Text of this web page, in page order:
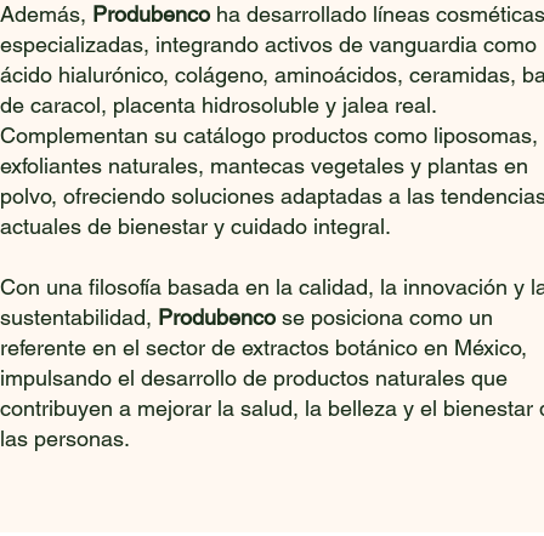
Además, Produbenco ha desarrollado líneas cosméticas
especializadas, integrando activos de vanguardia como
ácido hialurónico, colágeno, aminoácidos, ceramidas,
de caracol, placenta hidrosoluble y jalea real.
Complementan su catálogo productos como liposomas,
exfoliantes naturales, mantecas vegetales y plantas en
polvo, ofreciendo soluciones adaptadas a las
actuales de bienestar y cuidado integral.
Con una filosofía basada en la calidad, la innovación y
sustentabilidad, Produbenco se posiciona como un
referente en el sector de extractos botánico en México,
impulsando el desarrollo de productos naturales que
contribuyen a mejorar la salud, la belleza y el bienestar
las personas.